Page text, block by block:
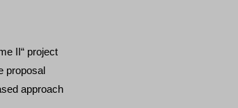
II“ project
proposal
approach